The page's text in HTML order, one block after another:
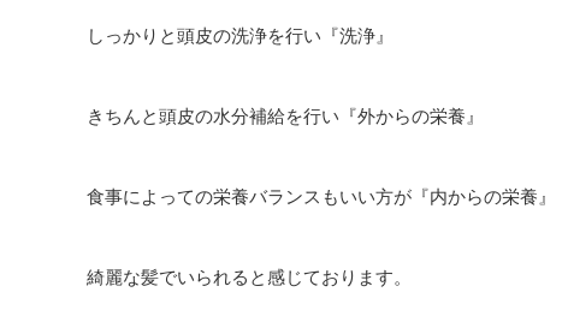
しっかりと頭皮の洗浄を行い『洗浄』
きちんと頭皮の水分補給を行い『外からの栄養』
食事によっての栄養バランスもいい方が『内からの栄養』
綺麗な髪でいられると感じております。